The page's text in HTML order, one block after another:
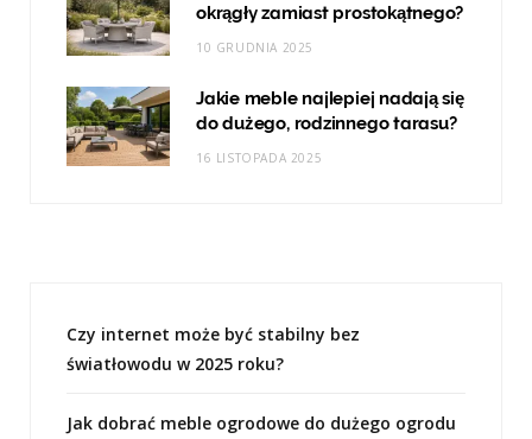
okrągły zamiast prostokątnego?
10 GRUDNIA 2025
Jakie meble najlepiej nadają się
do dużego, rodzinnego tarasu?
16 LISTOPADA 2025
Czy internet może być stabilny bez
światłowodu w 2025 roku?
Jak dobrać meble ogrodowe do dużego ogrodu